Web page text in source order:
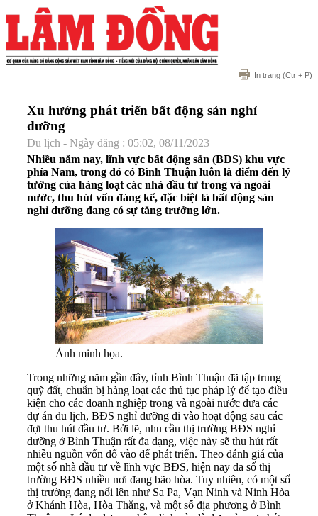
In trang (Ctr + P)
Xu hướng phát triển bất động sản nghỉ
dưỡng
Du lịch - Ngày đăng : 05:02, 08/11/2023
Nhiều năm nay, lĩnh vực bất động sản (BĐS) khu vực
phía Nam, trong đó có Bình Thuận luôn là điểm đến lý
tưởng của hàng loạt các nhà đầu tư trong và ngoài
nước, thu hút vốn đáng kể, đặc biệt là bất động sản
nghỉ dưỡng đang có sự tăng trưởng lớn.
Ảnh minh họa.
Trong những năm gần đây, tỉnh Bình Thuận đã tập trung
quỹ đất, chuẩn bị hàng loạt các thủ tục pháp lý để tạo điều
kiện cho các doanh nghiệp trong và ngoài nước đưa các
dự án du lịch, BĐS nghỉ dưỡng đi vào hoạt động sau các
đợt thu hút đầu tư. Bởi lẽ, nhu cầu thị trường BĐS nghỉ
dưỡng ở Bình Thuận rất đa dạng, việc này sẽ thu hút rất
nhiều nguồn vốn đổ vào để phát triển. Theo đánh giá của
một số nhà đầu tư về lĩnh vực BĐS, hiện nay đa số thị
trường BĐS nhiều nơi đang bão hòa. Tuy nhiên, có một số
thị trường đang nổi lên như Sa Pa, Vạn Ninh và Ninh Hòa
ở Khánh Hòa, Hòa Thắng, và một số địa phương ở Bình